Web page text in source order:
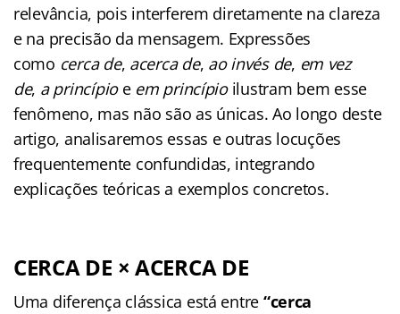
relevância, pois interferem diretamente na clareza
e na precisão da mensagem. Expressões
como cerca de, acerca de, ao invés de, em vez
de, a princípioe em princípioilustram bem esse
fenômeno, mas não são as únicas. Ao longo deste
artigo, analisaremos essas e outras locuções
frequentemente confundidas, integrando
explicações teóricas a exemplos concretos.
CERCA DE × ACERCA DE
Uma diferença clássica está entre “cerca